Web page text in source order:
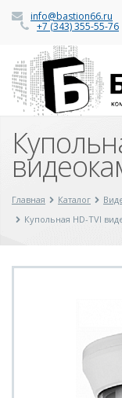
info@bastion66.ru
+7 (343) 355-55-76
Главная Каталог
Купольная HD-TVI